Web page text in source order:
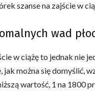
szanse na zajście w
wad
w ciążę to jednak nie
można się domyślić,
wartość, 1 na 1800